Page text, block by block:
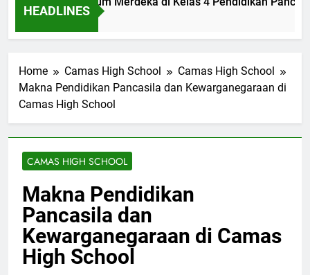
HEADLINES
Home Camas High School
Camas High School
Makna Pendidikan Pancasila dan Kewarganegaraan di
Camas High School
CAMAS HIGH SCHOOL
Makna Pendidikan
Pancasila dan
Kewarganegaraan di Camas
High School